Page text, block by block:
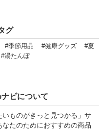
グ
#季節用品 #健康グッズ
#夏
#湯たんぽ
ビについて
ものがきっと見つかる」サ
たのためにおすすめの商品